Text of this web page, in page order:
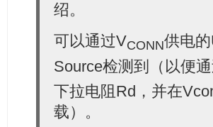
绍。
可以通过VCONN供电
Source检测到（以便
下拉电阻Rd，并在
载）。